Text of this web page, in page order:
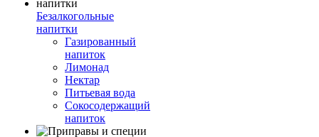
Безалкогольные
напитки
Газированный
напиток
Лимонад
Нектар
Питьевая вода
Сокосодержащий
напиток